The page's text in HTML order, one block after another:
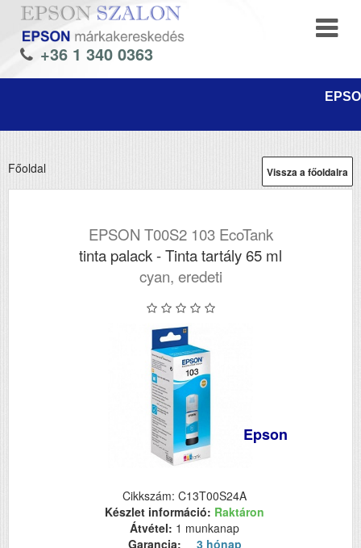
+36 1 340 0363
Vissza a főoldalra
Főoldal
EPSON T00S2 103 EcoTank
tinta palack - Tinta tartály 65 ml
cyan, eredeti
Epson
Cikkszám: C13T00S24A
Készlet információ: Raktáron
Átvétel: 1 munkanap
Garancia:
3 hónap